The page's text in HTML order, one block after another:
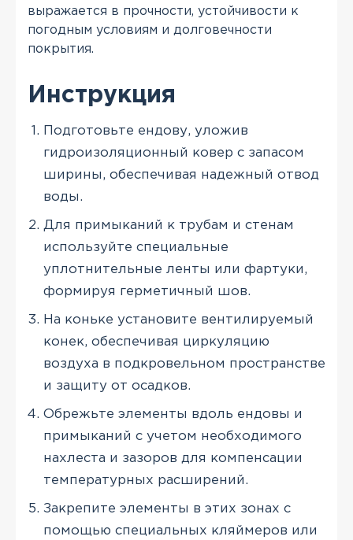
выражается в прочности, устойчивости к
погодным условиям и долговечности
покрытия.
Инструкция
Подготовьте ендову, уложив
гидроизоляционный ковер с запасом
ширины, обеспечивая надежный отвод
воды.
Для примыканий к трубам и стенам
используйте специальные
уплотнительные ленты или фартуки,
формируя герметичный шов.
На коньке установите вентилируемый
конек, обеспечивая циркуляцию
воздуха в подкровельном пространстве
и защиту от осадков.
Обрежьте элементы вдоль ендовы и
примыканий с учетом необходимого
нахлеста и зазоров для компенсации
температурных расширений.
Закрепите элементы в этих зонах с
помощью специальных кляймеров или